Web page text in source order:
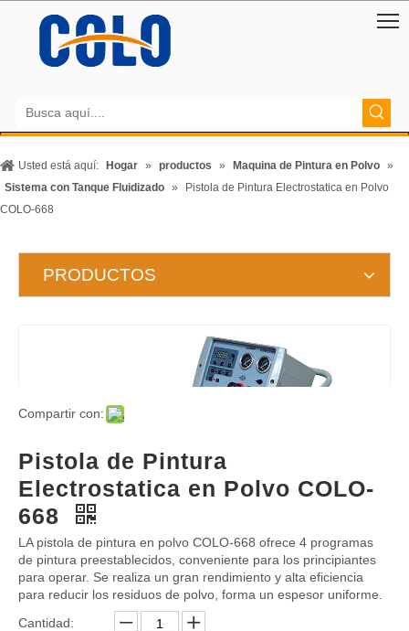
Usted está aquí: Hogar » productos » Maquina de Pintura en Polvo »
Sistema con Tanque Fluidizado »
Pistola de Pintura Electrostatica en Polvo
COLO-668
PRODUCTOS
Compartir con:
Pistola de Pintura
Electrostatica en Polvo COLO-
668
LA pistola de pintura en polvo COLO-668 ofrece 4 programas
de pintura preestablecidos, conveniente para los principiantes
para operar. Se realiza un gran rendimiento y alta eficiencia
para reducir los residuos de polvo, forma un espesor uniforme.
Cantidad: